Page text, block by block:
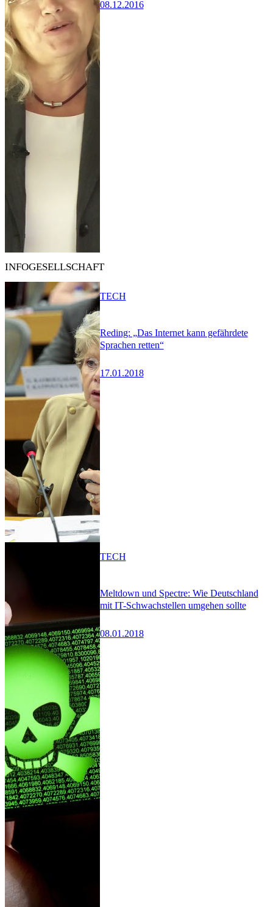
08.12.2016
INFOGESELLSCHAFT
Reding: „Das Internet kann gefährdete
Sprachen retten“
17.01.2018
TECH
Meltdown und Spectre: Wie Deutschland
mit IT-Schwachstellen umgehen sollte
08.01.2018
TECH